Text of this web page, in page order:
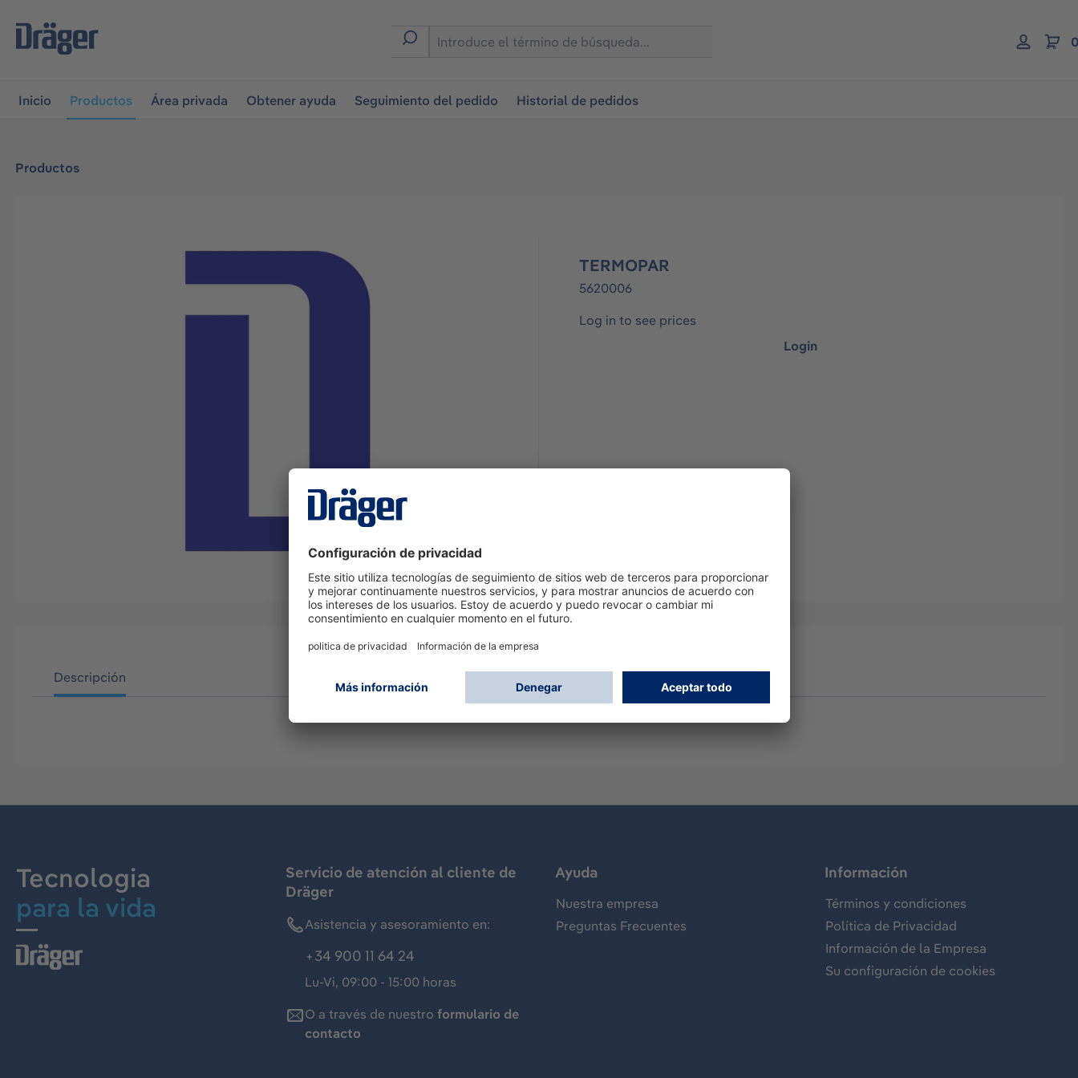
la navegación principal
Inicio Productos Área privada Obtener ayuda Seguimiento del pedido Historial de pedidos
Productos
TERMOPAR
5620006
Log in to see prices
Login
Descripción
Tecnologia
para la vida
Servicio de atención al cliente de
Dräger
Asistencia y asesoramiento en:
+34 900 11 64 24
Lu-Vi, 09:00 - 15:00 horas
O a través de nuestro formulario de
contacto
Ayuda
Nuestra empresa
Preguntas Frecuentes
Información
Términos y condiciones
Política de Privacidad
Información de la Empresa
Su configuración de cookies